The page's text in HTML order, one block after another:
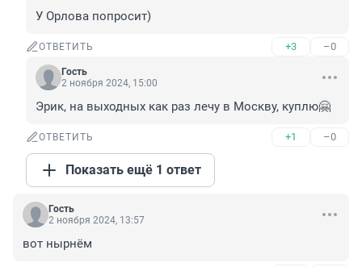
У Орлова попросит)
ОТВЕТИТЬ +3 –0
Гость
2 ноября 2024, 15:00
Эрик, на выходных как раз лечу в Москву, куплю🤗
ОТВЕТИТЬ +1 –0
Показать ещё 1 ответ
Гость
2 ноября 2024, 13:57
вот нырнём